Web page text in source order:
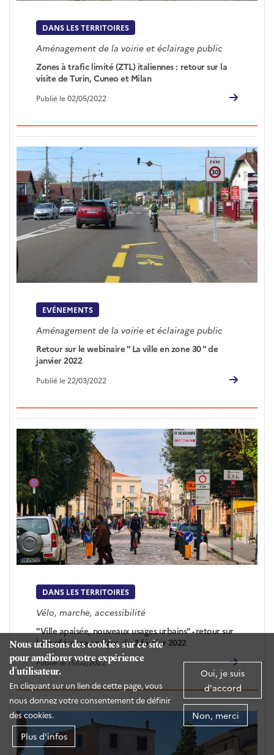
Nous utilisons des cookies sur ce site
pour améliorer votre expérience
d'utilisateur.
En cliquant sur un lien de cette page, vous
nous donnez votre consentement de définir
des cookies.
Plus d'infos
Oui, je suis
d'accord
Non, merci
DANS LES TERRITOIRES
Aménagement de la voirie et éclairage public
Zones à trafic limité (ZTL) italiennes : retour sur la
visite de Turin, Cuneo et Milan
Publié le 02/05/2022
EVÉNEMENTS
Aménagement de la voirie et éclairage public
Retour sur le webinaire " La ville en zone 30 " de
janvier 2022
Publié le 22/03/2022
DANS LES TERRITOIRES
Vélo, marche, accessibilité
"Ville apaisée, nouveaux usages urbains" - retour sur
la conférence en ligne du 3 février 2022
Publié le 15/02/2022